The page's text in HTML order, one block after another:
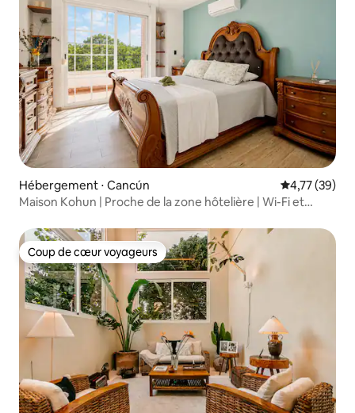
Hébergement ⋅ Cancún Évaluation
4,77 (39)
Maison Kohun | Proche de la zone hôtelière | Wi-Fi et
Coup de cœur voyageurs
Coup de cœur voyageurs